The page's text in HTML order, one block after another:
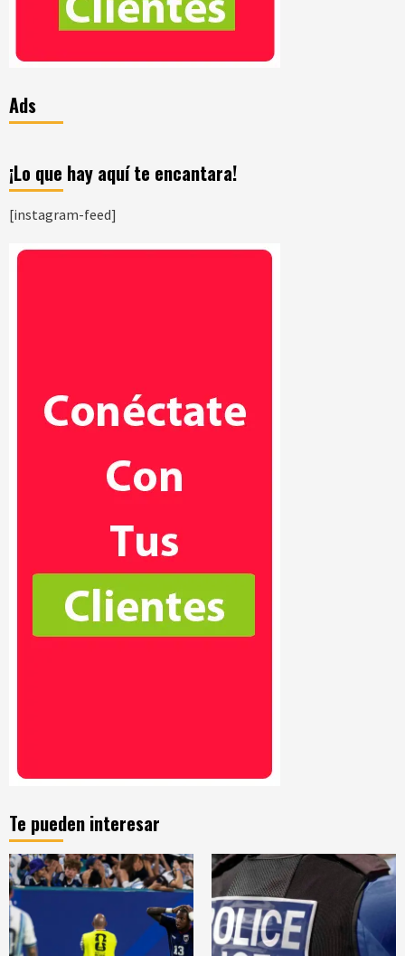
Ads
¡Lo que hay aquí te encantara!
[instagram-feed]
Te pueden interesar